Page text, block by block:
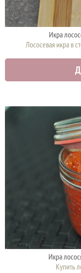
Икра
Лососевая икра в
Икра
Купить